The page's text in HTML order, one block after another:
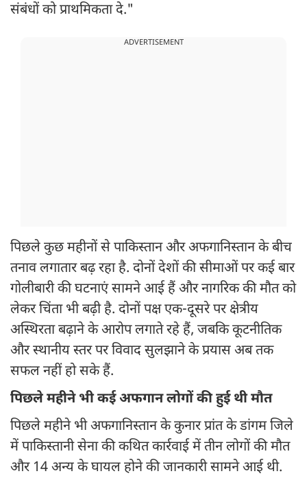
संबंधों को प्राथमिकता दे."
ADVERTISEMENT
पिछले कुछ महीनों से पाकिस्तान और अफगानिस्तान के बीच
तनाव लगातार बढ़ रहा है. दोनों देशों की सीमाओं पर कई बार
गोलीबारी की घटनाएं सामने आई हैं और नागरिक की मौत को
लेकर चिंता भी बढ़ी है. दोनों पक्ष एक-दूसरे पर क्षेत्रीय
अस्थिरता बढ़ाने के आरोप लगाते रहे हैं, जबकि कूटनीतिक
और स्थानीय स्तर पर विवाद सुलझाने के प्रयास अब तक
सफल नहीं हो सके हैं.
पिछले महीने भी कई अफगान लोगों की हुई थी मौत
पिछले महीने भी अफगानिस्तान के कुनार प्रांत के डांगम जिले
में पाकिस्तानी सेना की कथित कार्रवाई में तीन लोगों की मौत
और 14 अन्य के घायल होने की जानकारी सामने आई थी.